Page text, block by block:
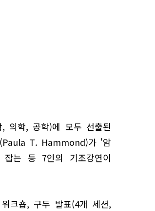
의학, 공학)에 모두 선출된
(Paula T. Hammond)가 '암
는 등 7인의 기조강연이
크숍, 구두 발표(4개 세션,